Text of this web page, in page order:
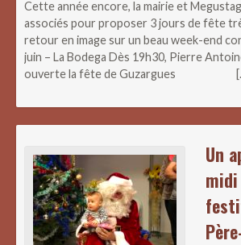
Cette année encore, la mairie et
associés pour proposer 3 jours de fête
retour en image sur un beau week-end
juin – La Bodega Dès 19h30, Pierre
ouverte la fête de Guzargues
Un
midi